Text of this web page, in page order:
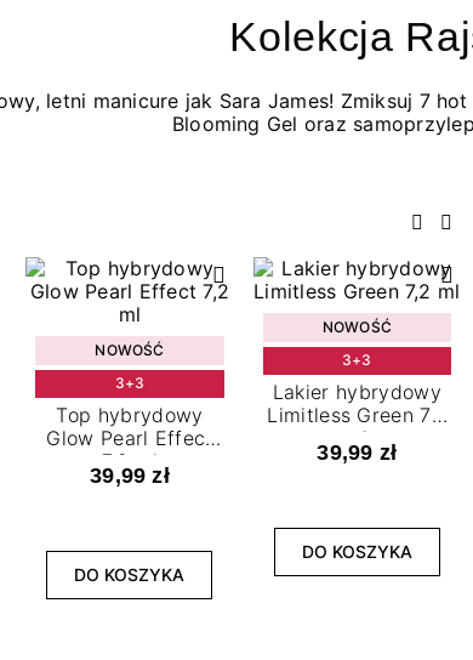
Kolekcja
letni manicure jak Sara James! Zmiksuj 7
Blooming Gel oraz
NOWOŚĆ
3+3
Top hybrydowy
Glow Pearl Effect
7,2 ml
39,99 zł
DO KOSZYKA
NOWOŚĆ
3+3
Lakier hybrydowy
Limitless Green 7,2
ml
39,99 zł
DO KOSZYKA